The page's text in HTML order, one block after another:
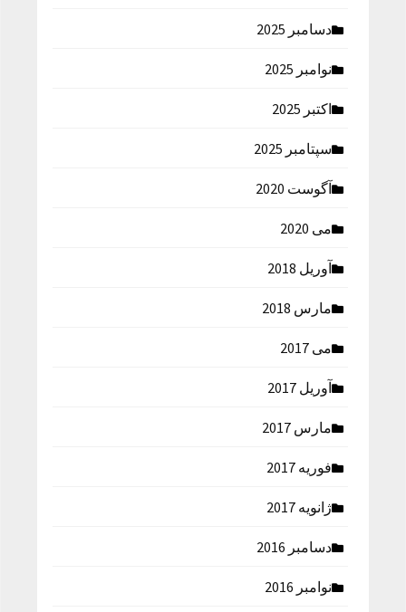
دسامبر 2025
نوامبر 2025
اکتبر 2025
سپتامبر 2025
آگوست 2020
می 2020
آوریل 2018
مارس 2018
می 2017
آوریل 2017
مارس 2017
فوریه 2017
ژانویه 2017
دسامبر 2016
نوامبر 2016